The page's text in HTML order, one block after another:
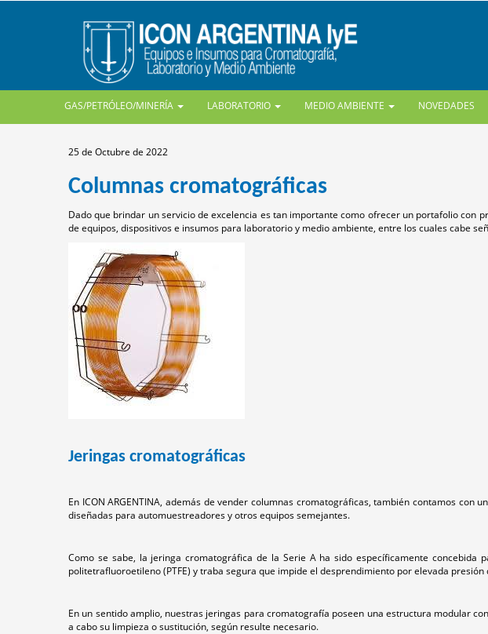
GAS/PETRÓLEO/MINERÍA LABORATORIO MEDIO AMBIENTE NOVEDADES
25 de Octubre de 2022
Columnas cromatográficas
Dado que brindar un servicio de excelencia es tan importante como ofrecer un portafolio con
de equipos, dispositivos e insumos para laboratorio y medio ambiente, entre los cuales cabe
Jeringas cromatográficas
En ICON ARGENTINA, además de vender columnas cromatográficas, también contamos
diseñadas para automuestreadores y otros equipos semejantes.
Como se sabe, la jeringa cromatográfica de la Serie A ha sido específicamente
politetrafluoroetileno (PTFE) y traba segura que impide el desprendimiento por elevada presión
En un sentido amplio, nuestras jeringas para cromatografía poseen una estructura modular
a cabo su limpieza o sustitución, según resulte necesario.